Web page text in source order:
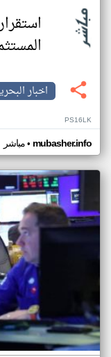
اخبار
PS16LK
مباشر• mubasher.info